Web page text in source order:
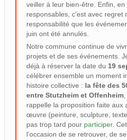
veiller à leur bien-être. Enfin,
responsables, c’est avec regret
responsabilité que les
juin ont été annulés.
Notre commune continue de
projets et de ses événements.
déjà à réserver la date du 19
célébrer ensemble un moment
histoire collective : la fête des
entre Stutzheim et Offenheim,
rappelle la proposition faite aux
œuvre (peinture, sculpture,
pas trop tard pour participer.
l’occasion de se retrouver, de